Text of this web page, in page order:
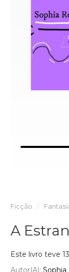
Ficção
A
Este livro teve
Autor(a): Sophia